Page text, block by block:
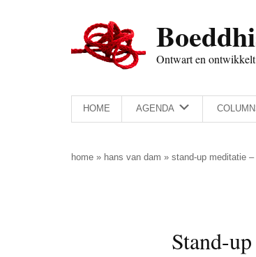
Ontwart en ontwikkelt
HOME AGENDA
home » hans van dam » stand-up meditatie
Stand-